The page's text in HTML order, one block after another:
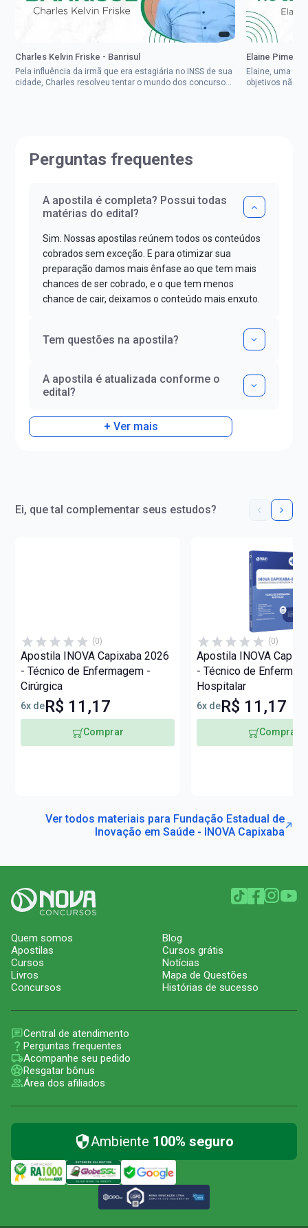
Charles Kelvin Friske - Banrisul
Pela influência da irmã que era estagiária no INSS de sua
cidade, Charles resolveu tentar o mundo dos concursos
Elaine
Elaine, uma
objetivos não
Perguntas frequentes
A apostila é completa? Possui todas
matérias do edital?
Sim. Nossas apostilas reúnem todos os conteúdos
cobrados sem exceção. E para otimizar sua
preparação damos mais ênfase ao que tem mais
chances de ser cobrado, e o que tem menos
chance de cair, deixamos o conteúdo mais enxuto.
Tem questões na apostila?
A apostila é atualizada conforme o
edital?
+ Ver mais
Ei, que tal complementar seus estudos?
(0)
Apostila INOVA Capixaba 2026
- Técnico de Enfermagem -
Cirúrgica
6x deR$ 11,17
Comprar
(0)
Apostila INOVA
- Técnico de
Hospitalar
6x deR$ 11,17
Comprar
Ver todos materiais para Fundação Estadual de
Inovação em Saúde - INOVA Capixaba
Quem somos
Apostilas
Cursos
Livros
Concursos
Blog
Cursos grátis
Notícias
Mapa de Questões
Histórias de sucesso
Central de atendimento
Perguntas frequentes
Acompanhe seu pedido
Resgatar bônus
Área dos afiliados
Ambiente 100% seguro